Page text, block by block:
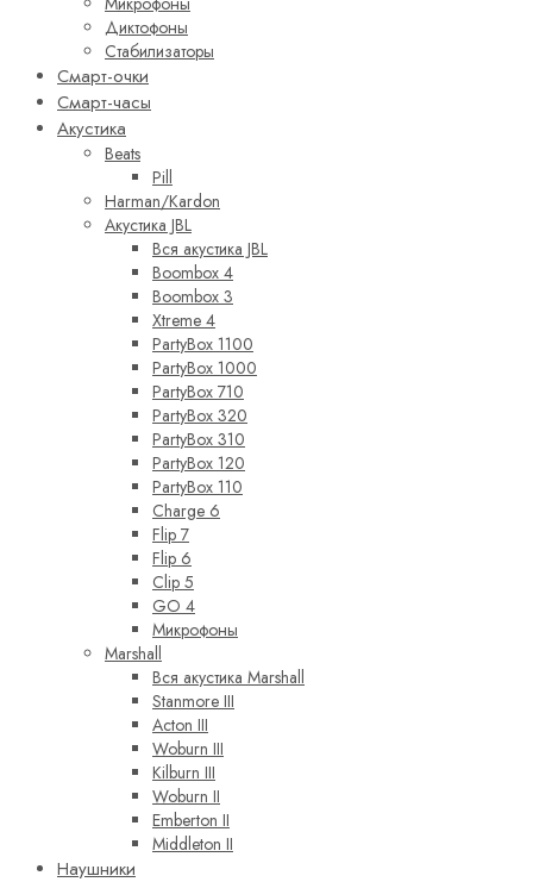
Диктофоны
Стабилизаторы
Смарт-очки
Смарт-часы
Акустика
Beats
Pill
Harman/Kardon
Акустика JBL
Вся акустика JBL
Boombox 4
Boombox 3
Xtreme 4
PartyBox 1100
PartyBox 1000
PartyBox 710
PartyBox 320
PartyBox 310
PartyBox 120
PartyBox 110
Charge 6
Flip 7
Flip 6
Clip 5
GO 4
Микрофоны
Marshall
Вся акустика Marshall
Stanmore III
Acton III
Woburn III
Kilburn III
Woburn II
Emberton II
Middleton II
Наушники